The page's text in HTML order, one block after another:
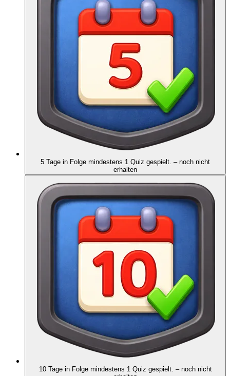
5 Tage in Folge mindestens 1 Quiz gespielt. – noch nicht
erhalten
10 Tage in Folge mindestens 1 Quiz gespielt. – noch nicht